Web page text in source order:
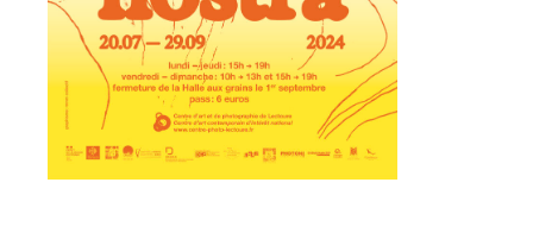
J'accepte lestermes et conditions
* Champ obligatoire
Prénom
Statut / Organisation